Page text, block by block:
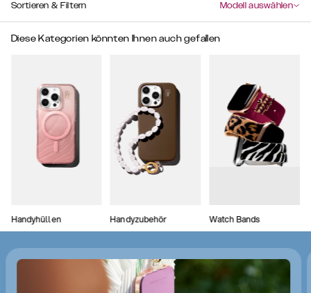
Sortieren & Filtern Modell auswählen
Diese Kategorien könnten Ihnen auch gefallen
Handyhüllen Handyzubehör Watch Bands